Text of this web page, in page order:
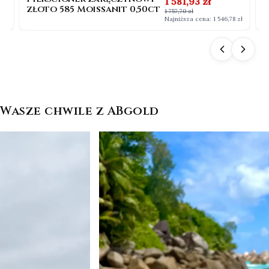
złoto 585 Moissanit 0,50ct
1 757,70 zł
Najniższa cena: 1 546,78 zł
Wasze chwile z ABgold